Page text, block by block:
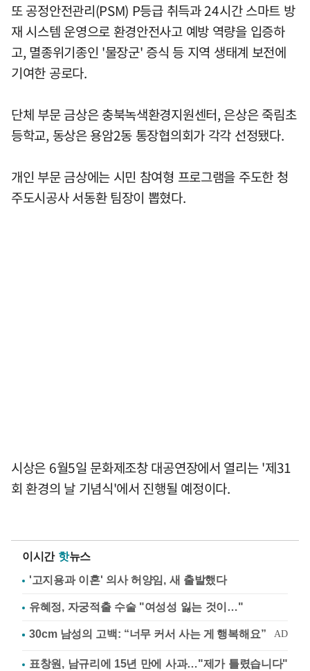
또 공정안전관리(PSM) P등급 취득과 24시간 스마트 방
재 시스템 운영으로 환경안전사고 예방 역량을 입증하
고, 멸종위기종인 '물장군' 증식 등 지역 생태계 보전에
기여한 공로다.
단체 부문 금상은 충북녹색환경지원센터, 은상은 죽림초
등학교, 동상은 용암2동 통장협의회가 각각 선정됐다.
개인 부문 금상에는 시민 참여형 프로그램을 주도한 청
주도시공사 서동환 팀장이 뽑혔다.
시상은 6월5일 문화제조창 대공연장에서 열리는 '제31
회 환경의 날 기념식'에서 진행될 예정이다.
이시간 핫뉴스
'고지용과 이혼' 의사 허양임, 새 출발했다
유혜정, 자궁적출 수술 "여성성 잃는 것이…"
표창원, 남규리에 15년 만에 사과…"제가 틀렸습니다"